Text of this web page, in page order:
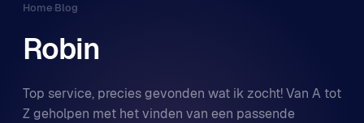
Home Blog
Robin
Top service, precies gevonden wat ik zocht! Van A tot
Z geholpen met het vinden van een passende